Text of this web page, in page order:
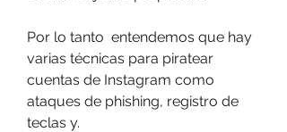
Por lo tanto  entendemos que hay
varias técnicas para piratear
cuentas de Instagram como
ataques de phishing, registro de
teclas y.